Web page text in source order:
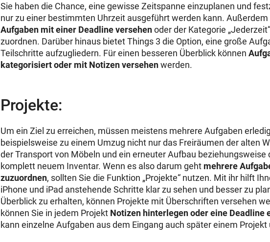
Sie haben die Chance, eine gewisse Zeitspanne einzuplanen und
nur zu einer bestimmten Uhrzeit ausgeführt werden kann. Außerdem
Aufgaben mit einer Deadline versehenoder der Kategorie
zuordnen. Darüber hinaus bietet Things 3 die Option, eine große
Teilschritte aufzugliedern. Für einen besseren Überblick können
kategorisiert oder mit Notizen versehenwerden.
Projekte:
Um ein Ziel zu erreichen, müssen meistens mehrere Aufgaben
beispielsweise zu einem Umzug nicht nur das Freiräumen der alten
der Transport von Möbeln und ein erneuter Aufbau beziehungsweise
komplett neuem Inventar. Wenn es also darum geht mehrere
zuzuordnen, sollten Sie die Funktion „Projekte“ nutzen. Mit ihr hilft
iPhone und iPad anstehende Schritte klar zu sehen und besser zu
Überblick zu erhalten, können Projekte mit Überschriften versehen
können Sie in jedem Projekt Notizen hinterlegen oder eine Deadline
kann einzelne Aufgaben aus dem Eingang auch später einem